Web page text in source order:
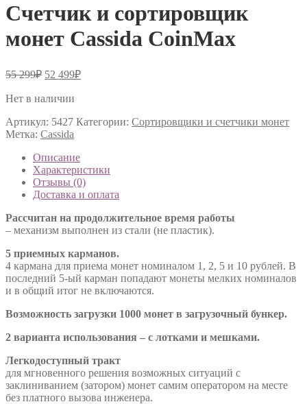
Счетчик и сортировщик
монет Cassida CoinMax
55 299₽ 52 499₽
Нет в наличии
Артикул: 5427 Категории: Сортировщики и счетчики монет
Метка: Cassida
Описание
Характеристики
Отзывы (0)
Доставка и оплата
Рассчитан на продолжительное время работы
– механизм выполнен из стали (не пластик).
5 приемных карманов.
4 кармана для приема монет номиналом 1, 2, 5 и 10 рублей. В
последний 5-ый карман попадают монеты мелких номиналов
и в общий итог не включаются.
Возможность загрузки 1000 монет в загрузочный бункер.
2 варианта использования – с лотками и мешками.
Легкодоступный тракт
для мгновенного решения возможных ситуаций с
заклиниванием (затором) монет самим оператором на месте
без платного вызова инженера.